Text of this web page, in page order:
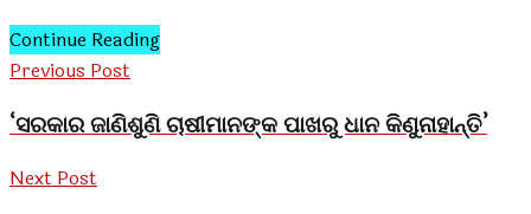
Continue Reading
Previous Post
‘ସରକାର ଜାଣିଶୁଣି ଚାଷୀମାନଙ୍କ ପାଖରୁ ଧାନ କିଣୁନାହାନ୍ତି’
Next Post